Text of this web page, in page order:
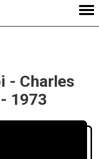
- Charles
1973